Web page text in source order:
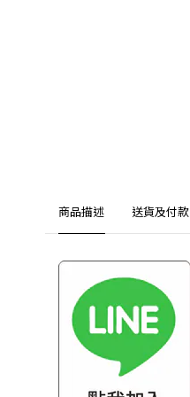
商品描述 送貨及付